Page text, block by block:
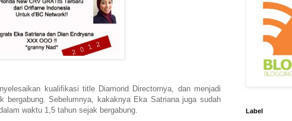
kualifikasi title Diamond Directornya, dan menjadi
Sebelumnya, kakaknya Eka Satriana juga sudah
waktu 1,5 tahun sejak bergabung.
Label